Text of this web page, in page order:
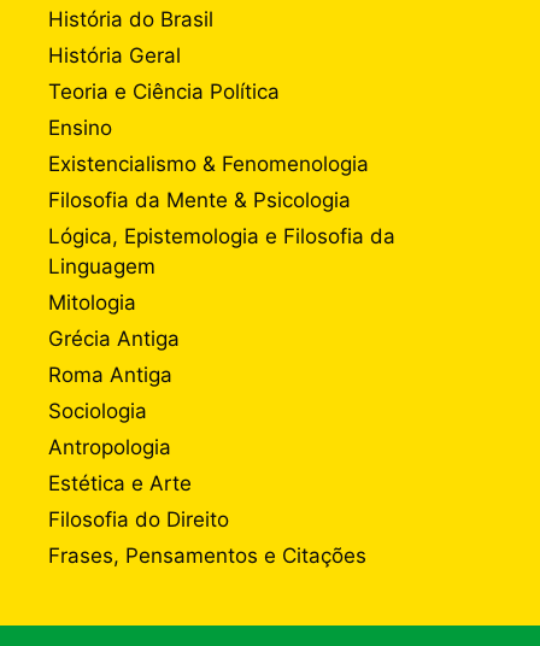
História do Brasil
História Geral
Teoria e Ciência Política
Ensino
Existencialismo & Fenomenologia
Filosofia da Mente & Psicologia
Lógica, Epistemologia e Filosofia da
Linguagem
Mitologia
Grécia Antiga
Roma Antiga
Sociologia
Antropologia
Estética e Arte
Filosofia do Direito
Frases, Pensamentos e Citações